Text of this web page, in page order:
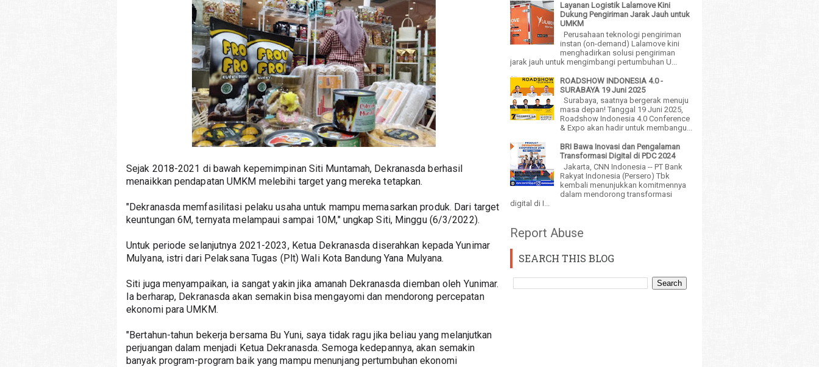
Sejak 2018-2021 di bawah kepemimpinan Siti Muntamah, Dekranasda berhasil
menaikkan pendapatan UMKM melebihi target yang mereka tetapkan.
"Dekranasda memfasilitasi pelaku usaha untuk mampu memasarkan produk. Dari target
keuntungan 6M, ternyata melampaui sampai 10M," ungkap Siti, Minggu (6/3/2022).
Untuk periode selanjutnya 2021-2023, Ketua Dekranasda diserahkan kepada Yunimar
Mulyana, istri dari Pelaksana Tugas (Plt) Wali Kota Bandung Yana Mulyana.
Siti juga menyampaikan, ia sangat yakin jika amanah Dekranasda diemban oleh Yunimar.
Ia berharap, Dekranasda akan semakin bisa mengayomi dan mendorong percepatan
ekonomi para UMKM.
"Bertahun-tahun bekerja bersama Bu Yuni, saya tidak ragu jika beliau yang melanjutkan
perjuangan dalam menjadi Ketua Dekranasda. Semoga kedepannya, akan semakin
banyak program-program baik yang mampu menunjang pertumbuhan ekonomi
Layanan Logistik Lalamove Kini
Dukung Pengiriman Jarak Jauh untuk
UMKM
Perusahaan teknologi pengiriman
instan (on-demand) Lalamove kini
menghadirkan solusi pengiriman
jarak jauh untuk mengimbangi pertumbuhan U...
ROADSHOW INDONESIA 4.0 -
SURABAYA 19 Juni 2025
Surabaya, saatnya bergerak menuju
masa depan! Tanggal 19 Juni 2025,
Roadshow Indonesia 4.0 Conference
& Expo akan hadir untuk membangu...
BRI Bawa Inovasi dan Pengalaman
Transformasi Digital di PDC 2024
Jakarta, CNN Indonesia -- PT Bank
Rakyat Indonesia (Persero) Tbk
kembali menunjukkan komitmennya
dalam mendorong transformasi
digital di I...
Report Abuse
SEARCH THIS BLOG